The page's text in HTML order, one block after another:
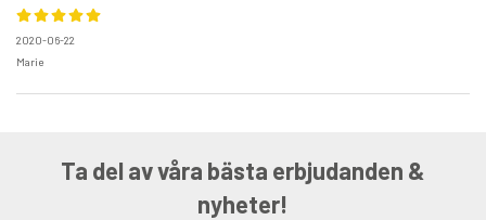
2020-06-22
Marie
Ta del av våra bästa erbjudanden &
nyheter!